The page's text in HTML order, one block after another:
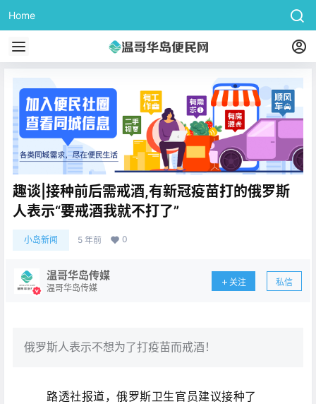
Home
趣谈|接种前后需戒酒,有新冠疫苗打的俄罗斯
人表示“要戒酒我就不打了”
小岛新闻 5 年前 0
温哥华岛传媒
温哥华岛传媒
关注 私信
俄罗斯人表示不想为了打疫苗而戒酒！
路透社报道，俄罗斯卫生官员建议接种了